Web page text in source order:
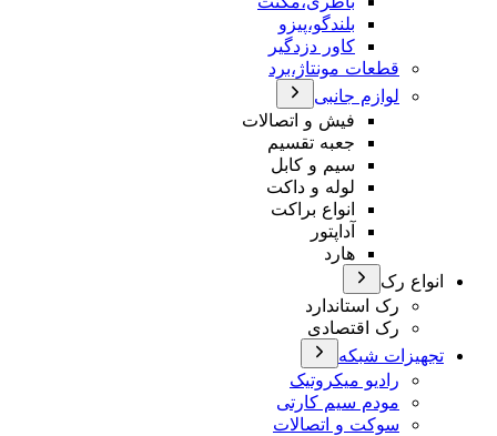
بلندگو،پیزو
کاور دزدگیر
قطعات مونتاژ،برد
لوازم جانبی
فیش و اتصالات
جعبه تقسیم
سیم و کابل
لوله و داکت
انواع براکت
رک
رک استاندارد
رک اقتصادی
شبکه
رادیو میکروتیک
مودم سیم کارتی
سوکت و اتصالات